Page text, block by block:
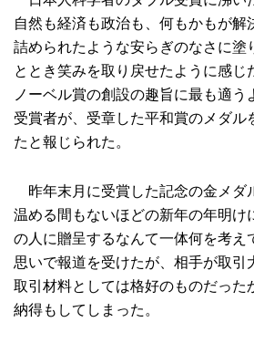
自然も経済も政治も、何もかもが解
詰められたような安らぎのなさに塗
ととき笑みを取り戻せたように感じ
ノーベル賞の創設の趣旨に最も適う
受賞者が、受章した平和賞のメダル
たと報じられた。
昨年末月に受賞した記念の金メダ
温める間もないほどの新年の年明け
の人に贈呈するなんて一体何を考え
思いで報道を受けたが、相手が取引
取引材料としては格好のものだった
納得もしてしまった。